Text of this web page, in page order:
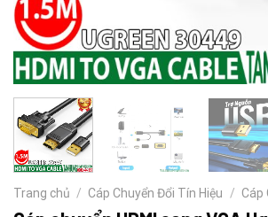
Trang chủ / Cáp Chuyển Đổi Tín Hiệu / Cáp